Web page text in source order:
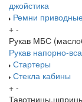
джойстика
Ремни
+ -
Рукав МБС
Рукав напорно-
Стартеры
Стекла кабины
+ -